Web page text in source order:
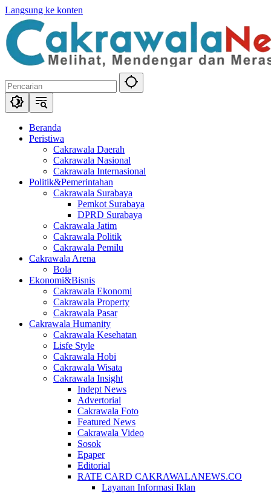
Langsung ke konten
Beranda
Peristiwa
Cakrawala Daerah
Cakrawala Nasional
Cakrawala Internasional
Politik&Pemerintahan
Cakrawala Surabaya
Pemkot Surabaya
DPRD Surabaya
Cakrawala Jatim
Cakrawala Politik
Cakrawala Pemilu
Cakrawala Arena
Bola
Ekonomi&Bisnis
Cakrawala Ekonomi
Cakrawala Property
Cakrawala Pasar
Cakrawala Humanity
Cakrawala Kesehatan
Lisfe Style
Cakrawala Hobi
Cakrawala Wisata
Cakrawala Insight
Indept News
Advertorial
Cakrawala Foto
Featured News
Cakrawala Video
Sosok
Epaper
Editorial
RATE CARD CAKRAWALANEWS.CO
Layanan Informasi Iklan